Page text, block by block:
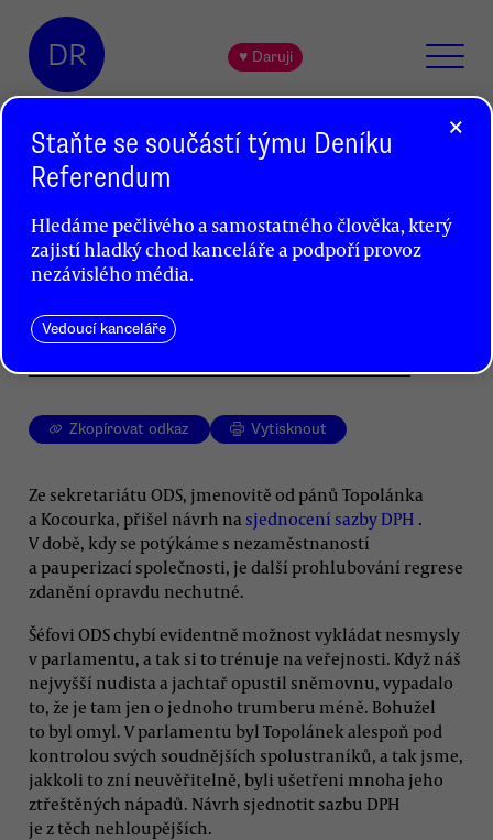
DR ♥ Daruji
Daně jen pro chudé
Tomáš Tožička
Nový návrh ODS opět předvádí, jak špičky této
a hloupí poctivci.
Zkopírovat odkaz Vytisknout
Ze sekretariátu ODS, jmenovitě od pánů Topolánka
a Kocourka, přišel návrh na sjednocení sazby DPH .
V době, kdy se potýkáme s nezaměstnaností
a pauperizací společnosti, je další prohlubování regrese
zdanění opravdu nechutné.
Šéfovi ODS chybí evidentně možnost vykládat nesmysly
v parlamentu, a tak si to trénuje na veřejnosti. Když náš
nejvyšší nudista a jachtař opustil sněmovnu, vypadalo
to, že je tam jen o jednoho trumberu méně. Bohužel
to byl omyl. V parlamentu byl Topolánek alespoň pod
kontrolou svých soudnějších spolustraníků, a tak jsme,
jakkoli to zní neuvěřitelně, byli ušetřeni mnoha jeho
ztřeštěných nápadů. Návrh sjednotit sazbu DPH
je z těch nehloupějších.
×
Staňte se součástí týmu Deníku
Referendum
Hledáme pečlivého a samostatného člověka, který
zajistí hladký chod kanceláře a podpoří provoz
nezávislého média.
Vedoucí kanceláře